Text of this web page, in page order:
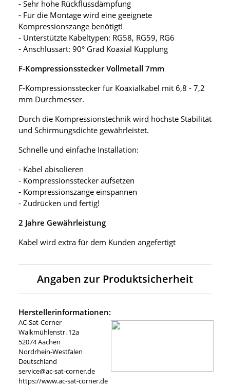
- Sehr hohe Rückflussdämpfung
- Für die Montage wird eine geeignete
Kompressionszange benötigt!
- Unterstützte Kabeltypen: RG58, RG59, RG6
- Anschlussart: 90° Grad Koaxial Kupplung
F-Kompressionsstecker Vollmetall 7mm
F-Kompressionsstecker für Koaxialkabel mit 6,8 - 7,2
mm Durchmesser.
Durch die Kompressionstechnik wird höchste Stabilität
und Schirmungsdichte gewährleistet.
Schnelle und einfache Installation:
- Kabel abisolieren
- Kompressionsstecker aufsetzen
- Kompressionszange einspannen
- Zudrücken und fertig!
2 Jahre Gewährleistung
Kabel wird extra für dem Kunden angefertigt
Angaben zur Produktsicherheit
Herstellerinformationen:
AC-Sat-Corner
Walkmühlenstr. 12a
52074 Aachen
Nordrhein-Westfalen
Deutschland
service@ac-sat-corner.de
https://www.ac-sat-corner.de